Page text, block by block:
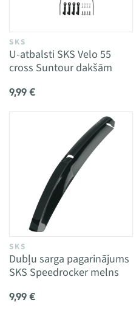
SKS
U-atbalsti SKS Velo 55
cross Suntour dakšām
9,99 €
SKS
Dubļu sarga pagarinājums
SKS Speedrocker melns
9,99 €